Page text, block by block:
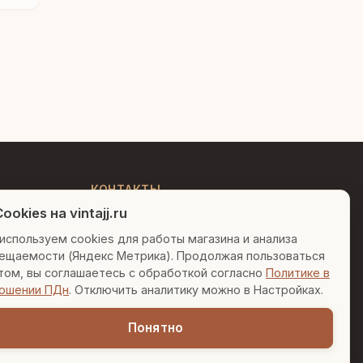
КОНТАКТЫ
+7 (495) 150-52-26
AI-консультант в Telegram
sales@vintajj.ru
Пн-Пт: 10:00 - 19:00
на vintajj.ru
cookies для работы магазина и анализа
(Яндекс Метрика). Продолжая пользоваться
вы соглашаетесь с обработкой согласно Политике в
ПДн. Отключить аналитику можно в Настройках.
Понятно
декору. Чем могу помочь?
Вазы для гостиной
Подарок до 5000₽
Сочетание металлов